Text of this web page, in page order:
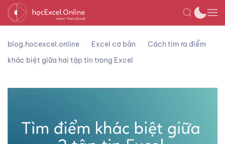
blog.hocexcel.online Excel cơ bản
Cách tìm ra điểm
khác biệt giữa hai tập tin trong Excel